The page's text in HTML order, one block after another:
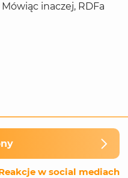
inaczej, RDFa
w social mediach